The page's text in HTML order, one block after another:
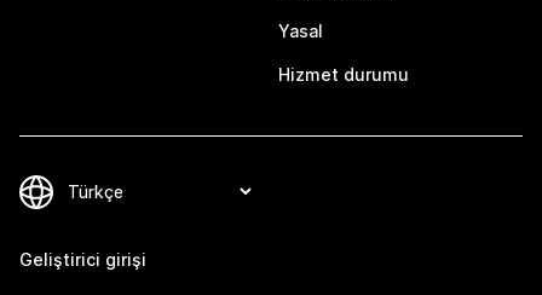
Yasal
Hizmet durumu
Geliştirici girişi